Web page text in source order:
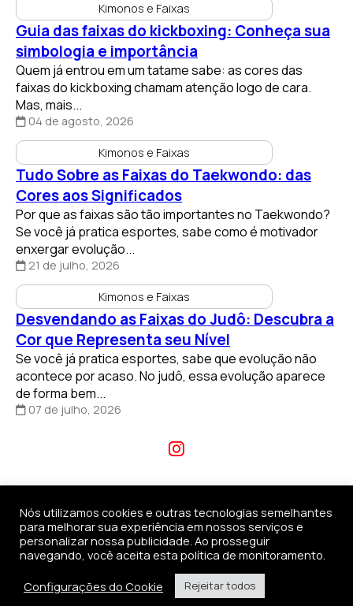
Kimonos e Faixas
Guia das faixas do kickboxing: Conheça sua
simbologia e importância
Quem já entrou em um tatame sabe: as cores das
faixas do kickboxing chamam atenção logo de cara.
Mas, mais...
04 de agosto, 2026
Kimonos e Faixas
Tudo Sobre as Faixas do Taekwondo: das
Cores aos Significados
Por que as faixas são tão importantes no Taekwondo?
Se você já pratica esportes, sabe como é motivador
enxergar evolução...
21 de julho, 2026
Kimonos e Faixas
Desvendando as Faixas do Judô: Descubra a
Cor que Representa seu Nível
Se você já pratica esportes, sabe que evolução não
acontece por acaso. No judô, essa evolução aparece
de forma bem...
07 de julho, 2026
(11) 96690-2229
contato@kimonosdojo.com.br
Nós utilizamos cookies e outras tecnologias semelhantes
para melhorar sua experiência em nossos serviços e
personalizar nossa publicidade. Ao prosseguir
navegando, você aceita esta política de monitoramento.
Configurações do Cookie
Rejeitar todos